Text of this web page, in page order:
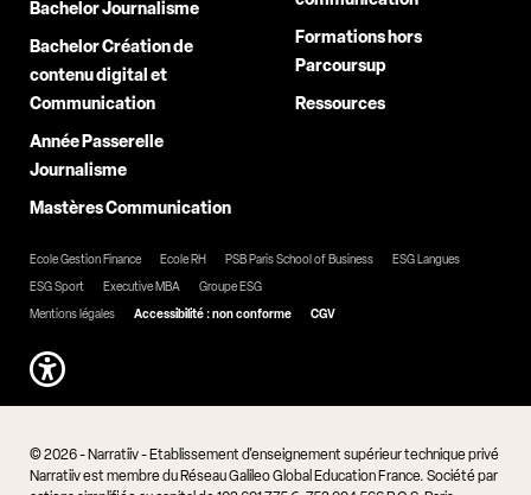
Bachelor Journalisme
Bachelor Création de
contenu digital et
Communication
Année Passerelle
Journalisme
Mastères Communication
Formations hors
Parcoursup
Ressources
Ecole Gestion Finance Ecole RH PSB Paris School of Business
ESG Langues
ESG Sport
Executive MBA
Groupe ESG
Mentions légales
Accessibilité : non conforme CGV
© 2026 - Narratiiv - Etablissement d'enseignement supérieur technique privé
Narratiiv est membre du Réseau Galileo Global Education France. Société par